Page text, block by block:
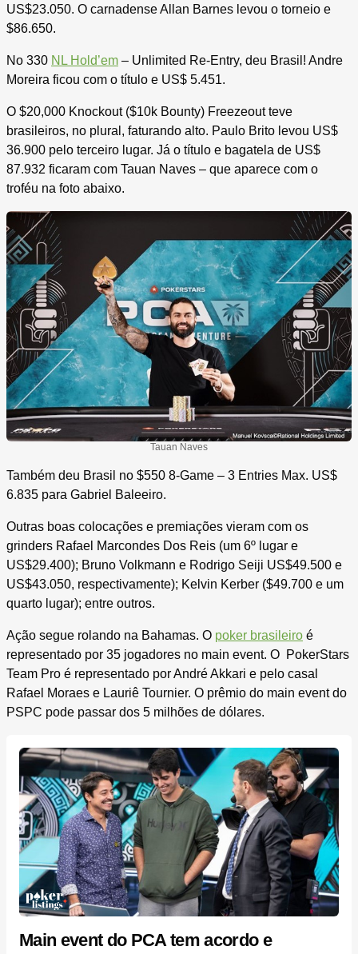
US$23.050. O carnadense Allan Barnes levou o torneio e
$86.650.
No 330 NL Hold’em – Unlimited Re-Entry, deu Brasil! Andre
Moreira ficou com o título e US$ 5.451.
O $20,000 Knockout ($10k Bounty) Freezeout teve
brasileiros, no plural, faturando alto. Paulo Brito levou US$
36.900 pelo terceiro lugar. Já o título e bagatela de US$
87.932 ficaram com Tauan Naves – que aparece com o
troféu na foto abaixo.
Tauan Naves
Também deu Brasil no $550 8-Game – 3 Entries Max. US$
6.835 para Gabriel Baleeiro.
Outras boas colocações e premiações vieram com os
grinders Rafael Marcondes Dos Reis (um 6º lugar e
US$29.400); Bruno Volkmann e Rodrigo Seiji US$49.500 e
US$43.050, respectivamente); Kelvin Kerber ($49.700 e um
quarto lugar); entre outros.
Ação segue rolando na Bahamas. O poker brasileiro é
representado por 35 jogadores no main event. O PokerStars
Team Pro é representado por André Akkari e pelo casal
Rafael Moraes e Lauriê Tournier. O prêmio do main event do
PSPC pode passar dos 5 milhões de dólares.
Main event do PCA tem acordo e